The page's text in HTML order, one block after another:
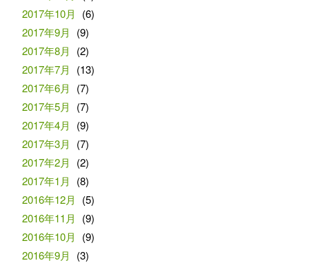
2017年10月
(6)
2017年9月
(9)
2017年8月
(2)
2017年7月
(13)
2017年6月
(7)
2017年5月
(7)
2017年4月
(9)
2017年3月
(7)
2017年2月
(2)
2017年1月
(8)
2016年12月
(5)
2016年11月
(9)
2016年10月
(9)
2016年9月
(3)